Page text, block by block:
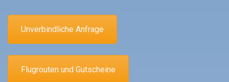
Unverbindliche Anfrage
Flugrouten und Gutscheine